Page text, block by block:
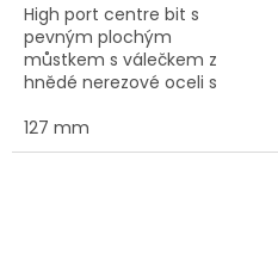
High port centre bit s
pevným plochým
můstkem s válečkem z
hnědé nerezové oceli s
vzorem květin.
127 mm